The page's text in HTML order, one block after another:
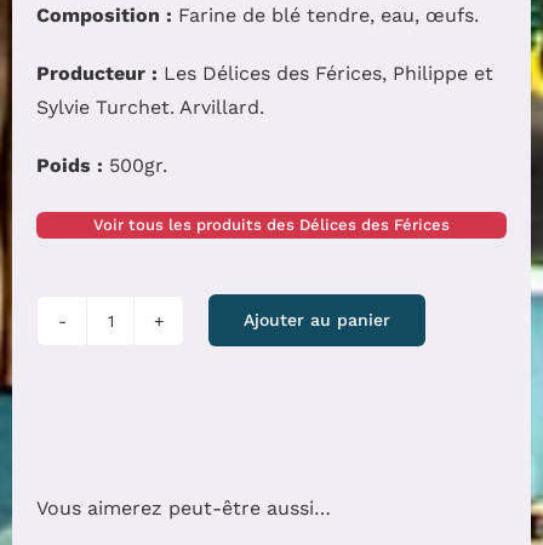
Composition : Farine de blé tendre, eau, œufs.
Producteur : Les Délices des Férices, Philippe et
Sylvie Turchet. Arvillard.
Poids : 500gr.
Voir tous les produits des Délices des Férices
quantité
Ajouter au panier
Vous aimerez peut-être aussi…